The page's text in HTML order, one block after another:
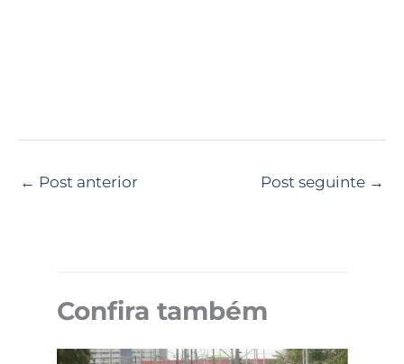
← Post anterior Post seguinte →
Confira também